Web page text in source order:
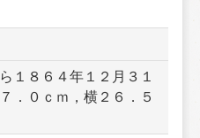
１８６４年１２月３１
．０ｃｍ，横２６．５